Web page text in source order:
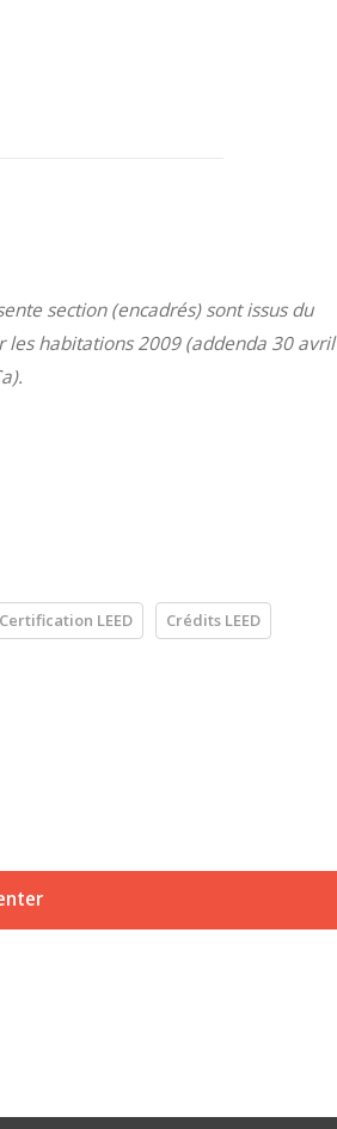
section (encadrés) sont issus du
habitations 2009 (addenda 30 avril
Certification LEED Crédits LEED